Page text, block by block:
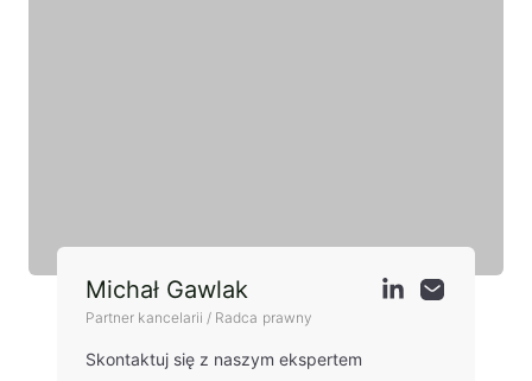
Michał Gawlak
Partner kancelarii / Radca prawny
Skontaktuj się z naszym ekspertem